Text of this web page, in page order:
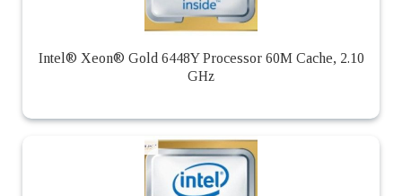
Intel® Xeon® Gold 6448Y Processor 60M Cache, 2.10
GHz